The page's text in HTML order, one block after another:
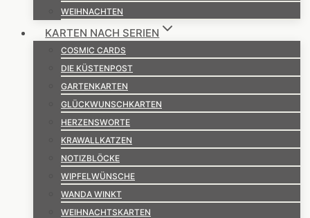
WEIHNACHTEN
KARTEN NACH SERIEN
COSMIC CARDS
DIE KÜSTENPOST
GARTENKARTEN
GLÜCKWUNSCHKARTEN
HERZENSWORTE
KRAWALLKATZEN
NOTIZBLÖCKE
WIPFELWÜNSCHE
WANDA WINKT
WEIHNACHTSKARTEN